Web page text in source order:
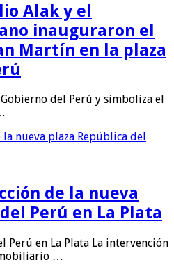
Alak y el
inauguraron el
Martín en la plaza
del Perú y simboliza el
de la nueva
Perú en La Plata
Perú en La Plata La intervención
…